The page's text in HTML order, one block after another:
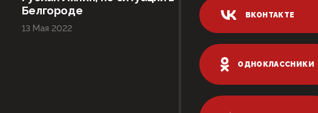
Белгороде
13 Мая 2022
ВКОНТАКТЕ
ОДНОКЛАССНИКИ